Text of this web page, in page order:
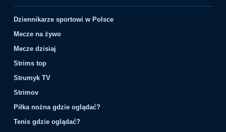
Dziennikarze sportowi w Polsce
Mecze na żywo
Mecze dzisiaj
Strims top
Strumyk TV
Strimov
Piłka nożna gdzie oglądać?
Tenis gdzie oglądać?